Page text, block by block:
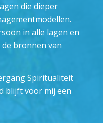
die dieper
in alle lagen en
bronnen van
Spiritualiteit
blijft voor mij een